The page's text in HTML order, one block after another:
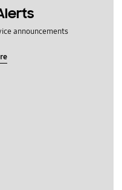
announcements